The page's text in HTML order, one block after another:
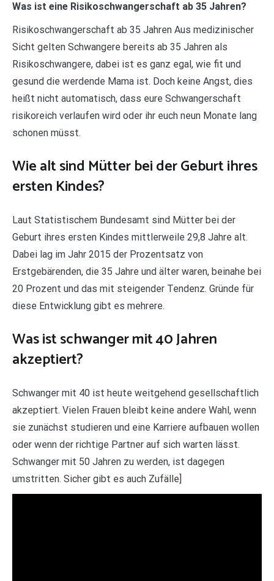
Was ist eine Risikoschwangerschaft ab 35 Jahren?
Risikoschwangerschaft ab 35 Jahren Aus medizinischer
Sicht gelten Schwangere bereits ab 35 Jahren als
Risikoschwangere, dabei ist es ganz egal, wie fit und
gesund die werdende Mama ist. Doch keine Angst, dies
heißt nicht automatisch, dass eure Schwangerschaft
risikoreich verlaufen wird oder ihr euch neun Monate lang
schonen müsst.
Wie alt sind Mütter bei der Geburt ihres
ersten Kindes?
Laut Statistischem Bundesamt sind Mütter bei der
Geburt ihres ersten Kindes mittlerweile 29,8 Jahre alt.
Dabei lag im Jahr 2015 der Prozentsatz von
Erstgebärenden, die 35 Jahre und älter waren, beinahe bei
20 Prozent und das mit steigender Tendenz. Gründe für
diese Entwicklung gibt es mehrere.
Was ist schwanger mit 40 Jahren
akzeptiert?
Schwanger mit 40 ist heute weitgehend gesellschaftlich
akzeptiert. Vielen Frauen bleibt keine andere Wahl, wenn
sie zunächst studieren und eine Karriere aufbauen wollen
oder wenn der richtige Partner auf sich warten lässt.
Schwanger mit 50 Jahren zu werden, ist dagegen
umstritten. Sicher gibt es auch Zufälle]